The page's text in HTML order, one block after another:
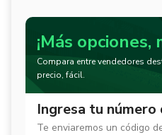
¡Más opciones,
Compara entre vendedores
precio, fácil.
Ingresa tu número
Te enviaremos un código